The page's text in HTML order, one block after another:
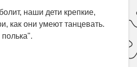
наши дети крепкие,
как они умеют танцевать.